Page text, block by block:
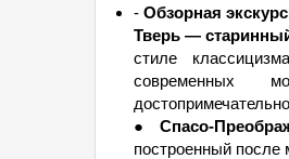
- Обзорная
Тверь —
стиле
современных
●Спасо-
построенный после